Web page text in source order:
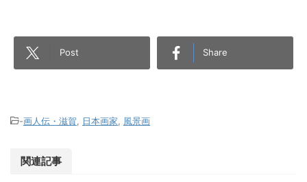
Post Share
-画人伝・滋賀 日本画家 風景画
関連記事